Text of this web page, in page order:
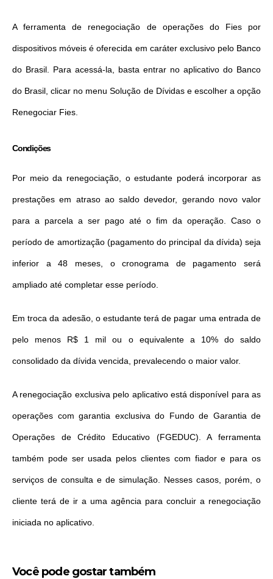
A ferramenta de renegociação de operações do Fies por
dispositivos móveis é oferecida em caráterexclusivo pelo Banco
do Brasil. Para acessá-la, basta entrar no aplicativo do Banco
do Brasil, clicar no menu Solução de Dívidas e escolher a opção
Renegociar Fies.
Condições
Por meio da renegociação, o estudante poderá incorporar as
prestações em atraso ao saldo devedor, gerando novo valor
para a parcela a ser pago até o fim da operação. Caso o
período de amortização (pagamento do principal da dívida) seja
inferior a 48 meses, o cronograma de pagamento será
ampliado até completar esse período.
Em troca da adesão, o estudanteterá de pagar uma entrada de
pelo menos R$ 1 mil ou o equivalente a 10% do saldo
consolidado da dívida vencida, prevalecendo o maior valor.
A renegociação exclusiva pelo aplicativo está disponível para as
operações com garantia exclusiva do Fundo de Garantia de
Operações de Crédito Educativo (FGEDUC). A ferramenta
também pode ser usada pelos clientes com fiador e para os
serviços de consulta e de simulação. Nesses casos, porém, o
cliente terá de ir a uma agência para concluir a renegociação
iniciada no aplicativo.
Você pode gostar também